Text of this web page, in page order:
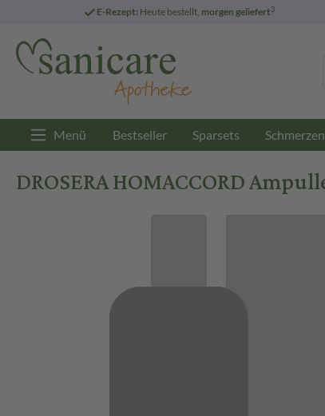
E-Rezept: Heute bestellt, morgen geliefert3
Menü Bestseller Sparsets
DROSERA HOMACCORD